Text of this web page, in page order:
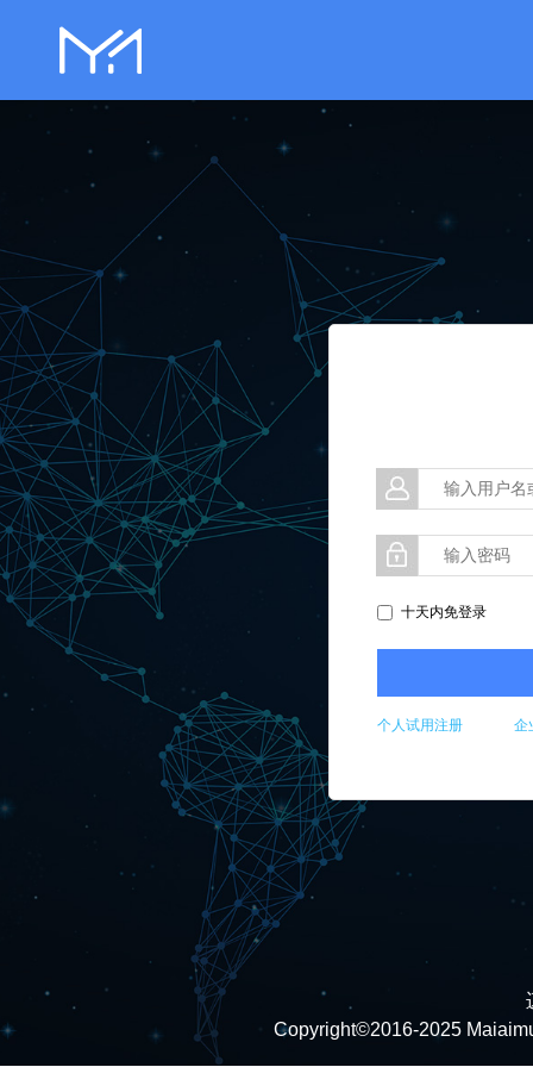
十天内免登录
个人试用注册 企
Copyright©2016-2025